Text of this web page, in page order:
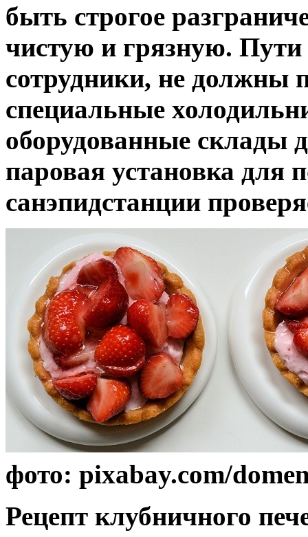
быть строгое
чистую и грязную.
сотрудники, не должны
специальные
оборудованные склады
паровая установка для
санэпидстанции
фото: pixabay.com/
Рецепт клубничного